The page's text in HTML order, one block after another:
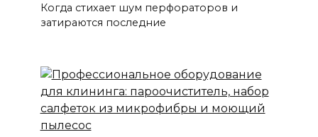
Когда стихает шум перфораторов и
затираются последние